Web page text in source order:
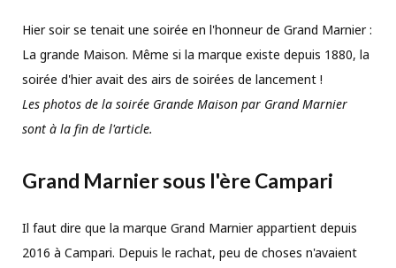
Hier soir se tenait une soirée en l'honneur de Grand Marnier :
La grande Maison. Même si la marque existe depuis 1880, la
soirée d'hier avait des airs de soirées de lancement !
Les photos de la soirée Grande Maison par Grand Marnier
sont à la fin de l'article.
Grand Marnier sous l'ère Campari
Il faut dire que la marque Grand Marnier appartient depuis
2016 à Campari. Depuis le rachat, peu de choses n'avaient